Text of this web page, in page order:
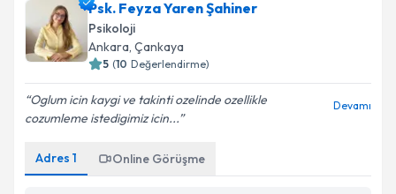
Psk. Feyza Yaren Şahiner
Psikoloji
Ankara, Çankaya
5 (10 Değerlendirme)
Oglum icin kaygi ve takinti ozelinde ozellikle
cozumleme istedigimiz icin...
Devamı
Adres 1 Online Görüşme